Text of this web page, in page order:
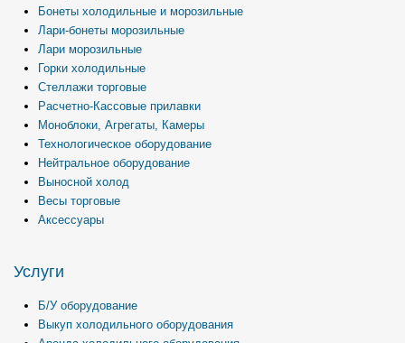
Бонеты холодильные и морозильные
Лари-бонеты морозильные
Лари морозильные
Горки холодильные
Стеллажи торговые
Расчетно-Кассовые прилавки
Моноблоки, Агрегаты, Камеры
Технологическое оборудование
Нейтральное оборудование
Выносной холод
Весы торговые
Аксессуары
Услуги
Б/У оборудование
Выкуп холодильного оборудования